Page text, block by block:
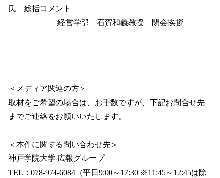
氏 総括コメント
経営学部 石賀和義教授 閉会挨拶
＜メディア関連の方＞
取材をご希望の場合は、お手数ですが、下記お問合せ先
までご連絡をお願いいたします。
＜本件に関する問い合わせ先＞
神戸学院大学 広報グループ
TEL：078-974-6084（平日9:00～17:30 ※11:45～12:45は除